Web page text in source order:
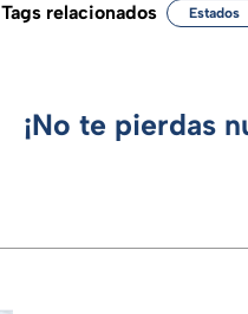
Tags relacionados Estados
¡No te pierdas